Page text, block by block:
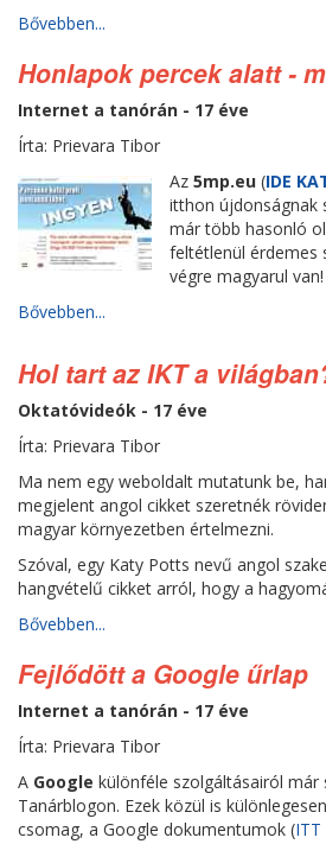
Bővebben...
Honlapok percek alatt -
Internet a tanórán - 17 éve
Írta: Prievara Tibor
Az 5mp.eu (IDE
itthon újdonságnak
már több hasonló
feltétlenül érdemes
végre magyarul van!
Bővebben...
Hol tart az IKT a
Oktatóvideók - 17 éve
Írta: Prievara Tibor
Ma nem egy weboldalt mutatunk be,
megjelent angol cikket szeretnék
magyar környezetben értelmezni.
Szóval, egy Katy Potts nevű angol
hangvételű cikket arról, hogy a
Bővebben...
Fejlődött a Google űrlap
Internet a tanórán - 17 éve
Írta: Prievara Tibor
A Google különféle szolgáltásairól
Tanárblogon. Ezek közül is
csomag, a Google dokumentumok (ITT